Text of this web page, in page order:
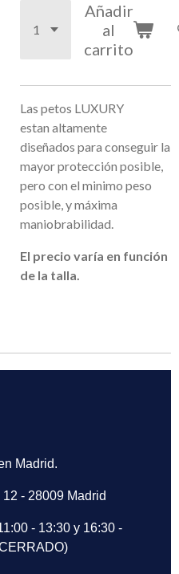
Añadir
al
carrito
Las petos LUXURY
estan altamente
diseñados para conseguir la
mayor protección posible,
pero con el minimo peso
posible, y máxima
maniobrabilidad.
El precio varía en función
de la talla.
Madrid.
- 28009 Madrid
- 13:30 y 16:30 -